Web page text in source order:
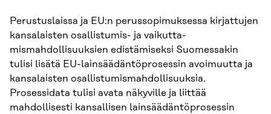
Perustuslaissa ja EU:n perussopimuksessa kirjattujen
kansalaisten osallistumis- ja vaikutta­
mismahdollisuuksien edistämiseksi Suomessakin
tulisi lisätä EU-lainsäädäntöprosessin avoi­muutta ja
kansalaisten osallistumismahdollisuuksia.
Prosessidata tulisi avata näkyville ja liittää
mahdollisesti kansallisen lainsäädäntöprosessin